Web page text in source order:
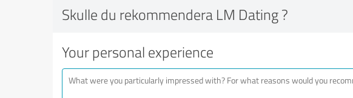
Skulle du rekommendera LM Dating ?
Your personal experience